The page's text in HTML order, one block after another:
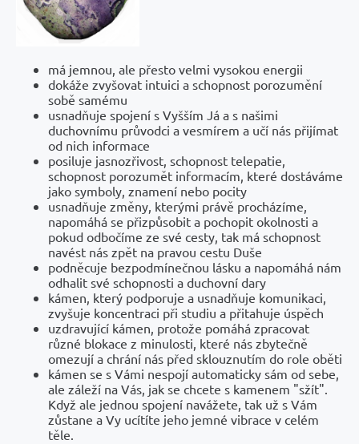
má jemnou, ale přesto velmi vysokou energii
dokáže zvyšovat intuici a schopnost porozumění
sobě samému
usnadňuje spojení s Vyšším Já a s našimi
duchovnímu průvodci a vesmírem a učí nás přijímat
od nich informace
posiluje jasnozřivost, schopnost telepatie,
schopnost porozumět informacím, které dostáváme
jako symboly, znamení nebo pocity
usnadňuje změny, kterými právě procházíme,
napomáhá se přizpůsobit a pochopit okolnosti a
pokud odbočíme ze své cesty, tak má schopnost
navést nás zpět na pravou cestu Duše
podněcuje bezpodmínečnou lásku a napomáhá nám
odhalit své schopnosti a duchovní dary
kámen, který podporuje a usnadňuje komunikaci,
zvyšuje koncentraci při studiu a přitahuje úspěch
uzdravující kámen, protože pomáhá zpracovat
různé blokace z minulosti, které nás zbytečně
omezují a chrání nás před sklouznutím do role oběti
kámen se s Vámi nespojí automaticky sám od sebe,
ale záleží na Vás, jak se chcete s kamenem "sžít".
Když ale jednou spojení navážete, tak už s Vám
zůstane a Vy ucítíte jeho jemné vibrace v celém
těle.